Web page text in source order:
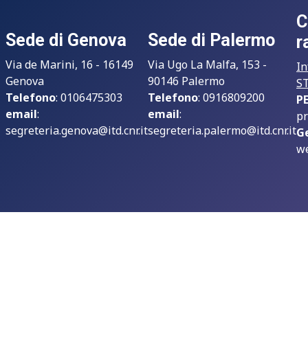
Sede di Genova
Via de Marini, 16 - 16149
Genova
Telefono: 0106475303
email:
segreteria.genova@itd.cnr.it
Sede di Palermo
Via Ugo La Malfa, 153 -
90146 Palermo
Telefono: 0916809200
email:
segreteria.palermo@itd.cnr.it